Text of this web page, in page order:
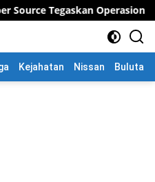
Operasional Tetap Berjalan
Kejahatan Nissan